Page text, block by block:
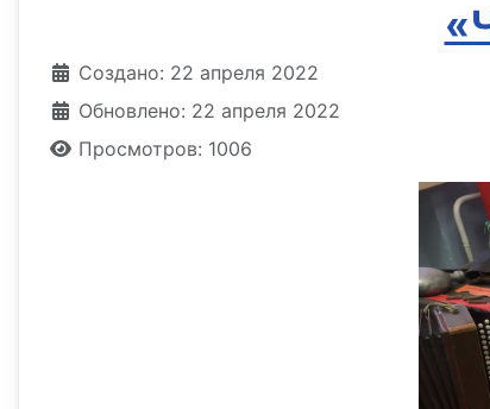
Информация о материале
Создано: 22 апреля 2022
Обновлено: 22 апреля 2022
Просмотров: 1006